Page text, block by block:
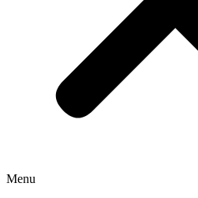
Menu